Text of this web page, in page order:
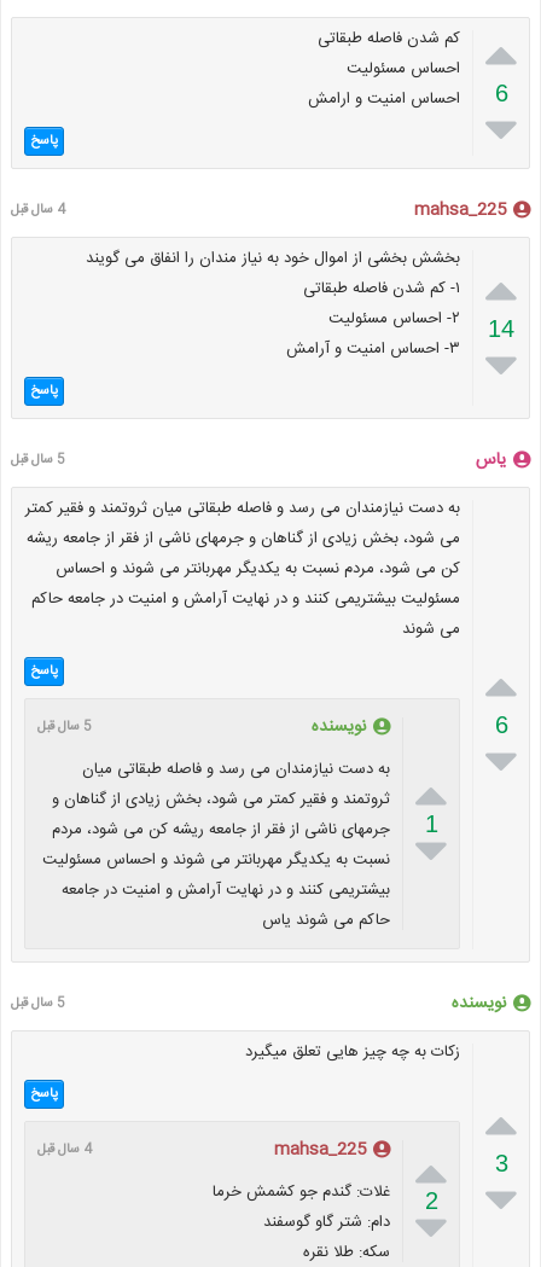

6

کم شدن فاصله طبقاتی
احساس مسئولیت
احساس امنیت و ارامش
پاسخ
mahsa_225 4 سال قبل

14

بخشش بخشی از اموال خود به نیاز مندان را انفاق می گویند
۱- کم شدن فاصله طبقاتی
۲- احساس مسئولیت
۳- احساس امنیت و آرامش
پاسخ
یاس 5 سال قبل

6

به دست نیازمندان می رسد و فاصله طبقاتی میان ثروتمند و فقیر کمتر
می شود، بخش زیادی از گناهان و جرمهای ناشی از فقر از جامعه ریشه
کن می شود، مردم نسبت به یکدیگر مهربانتر می شوند و احساس
مسئولیت بیشتریمی کنند و در نهایت آرامش و امنیت در جامعه حاکم
می شوند
پاسخ

1

نویسنده 5 سال قبل
به دست نیازمندان می رسد و فاصله طبقاتی میان
ثروتمند و فقیر کمتر می شود، بخش زیادی از گناهان و
جرمهای ناشی از فقر از جامعه ریشه کن می شود، مردم
نسبت به یکدیگر مهربانتر می شوند و احساس مسئولیت
بیشتریمی کنند و در نهایت آرامش و امنیت در جامعه
حاکم می شوند یاس
نویسنده 5 سال قبل

3

زکات به چه چیز هایی تعلق میگیرد
پاسخ

2

mahsa_225 4 سال قبل
غلات: گندم جو کشمش خرما
دام: شتر گاو گوسفند
سکه: طلا نقره